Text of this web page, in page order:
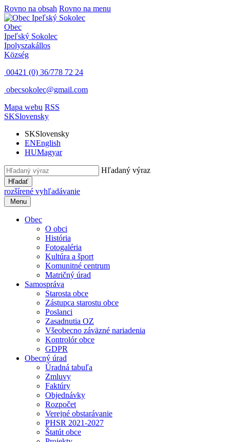
Rovno na obsah Rovno na menu
Obec
Ipeľský Sokolec
Ipolyszakállos
Község
00421 (0) 36/778 72 24
obecsokolec@gmail.com
Mapa webu RSS
SKSlovensky
SKSlovensky
ENEnglish
HUMagyar
Hľadaný výraz
Hľadať
rozšírené vyhľadávanie
Menu
Obec
O obci
História
Fotogaléria
Kultúra a šport
Komunitné centrum
Matričný úrad
Samospráva
Starosta obce
Zástupca starostu obce
Poslanci
Zasadnutia OZ
Všeobecno záväzné nariadenia
Kontrolór obce
GDPR
Obecný úrad
Úradná tabuľa
Zmluvy
Faktúry
Objednávky
Rozpočet
Verejné obstarávanie
PHSR 2021-2027
Štatút obce